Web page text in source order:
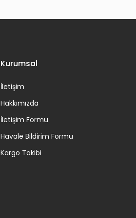
Kurumsal
İletişim
Hakkımızda
İletişim Formu
Havale Bildirim Formu
Kargo Takibi